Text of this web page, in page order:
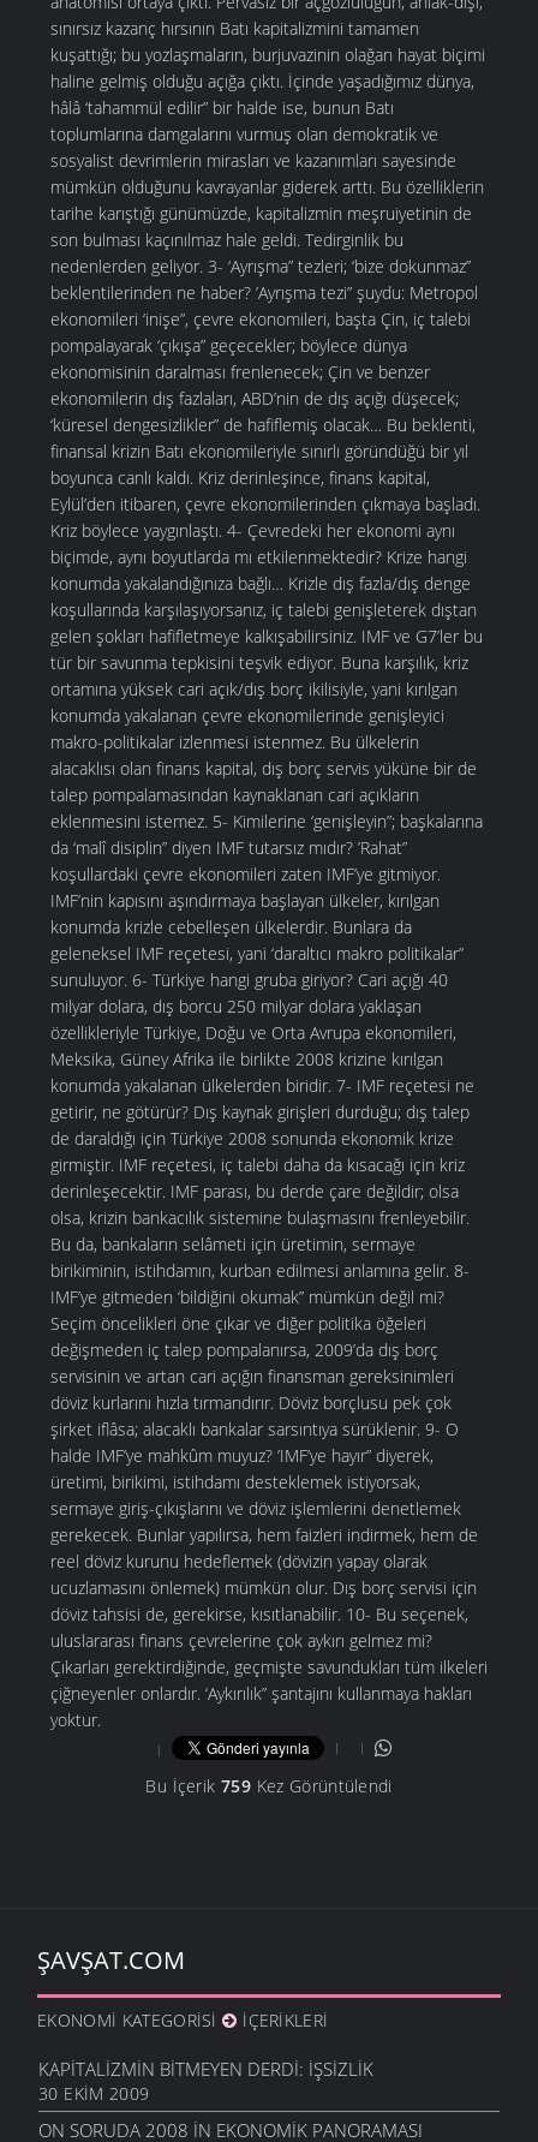
sınırsız kazanç hırsının Batı kapitalizmini tamamen
kuşattığı; bu yozlaşmaların, burjuvazinin olağan hayat biçimi
haline gelmiş olduğu açığa çıktı. İçinde yaşadığımız dünya,
hâlâ ‘tahammül edilir” bir halde ise, bunun Batı
toplumlarına damgalarını vurmuş olan demokratik ve
sosyalist devrimlerin mirasları ve kazanımları sayesinde
mümkün olduğunu kavrayanlar giderek arttı. Bu özelliklerin
tarihe karıştığı günümüzde, kapitalizmin meşruiyetinin de
son bulması kaçınılmaz hale geldi. Tedirginlik bu
nedenlerden geliyor. 3- ‘Ayrışma” tezleri; ‘bize dokunmaz”
beklentilerinden ne haber? ’Ayrışma tezi” şuydu: Metropol
ekonomileri ‘inişe”, çevre ekonomileri, başta Çin, iç talebi
pompalayarak ‘çıkışa” geçecekler; böylece dünya
ekonomisinin daralması frenlenecek; Çin ve benzer
ekonomilerin dış fazlaları, ABD’nin de dış açığı düşecek;
‘küresel dengesizlikler” de hafiflemiş olacak… Bu beklenti,
finansal krizin Batı ekonomileriyle sınırlı göründüğü bir yıl
boyunca canlı kaldı. Kriz derinleşince, finans kapital,
Eylül’den itibaren, çevre ekonomilerinden çıkmaya başladı.
Kriz böylece yaygınlaştı. 4- Çevredeki her ekonomi aynı
biçimde, aynı boyutlarda mı etkilenmektedir? Krize hangi
konumda yakalandığınıza bağlı… Krizle dış fazla/dış denge
koşullarında karşılaşıyorsanız, iç talebi genişleterek dıştan
gelen şokları hafifletmeye kalkışabilirsiniz. IMF ve G7’ler bu
tür bir savunma tepkisini teşvik ediyor. Buna karşılık, kriz
ortamına yüksek cari açık/dış borç ikilisiyle, yani kırılgan
konumda yakalanan çevre ekonomilerinde genişleyici
makro-politikalar izlenmesi istenmez. Bu ülkelerin
alacaklısı olan finans kapital, dış borç servis yüküne bir de
talep pompalamasından kaynaklanan cari açıkların
eklenmesini istemez. 5- Kimilerine ‘genişleyin”; başkalarına
da ‘malî disiplin” diyen IMF tutarsız mıdır? ’Rahat”
koşullardaki çevre ekonomileri zaten IMF’ye gitmiyor.
IMF’nin kapısını aşındırmaya başlayan ülkeler, kırılgan
konumda krizle cebelleşen ülkelerdir. Bunlara da
geleneksel IMF reçetesi, yani ‘daraltıcı makro politikalar”
sunuluyor. 6- Türkiye hangi gruba giriyor? Cari açığı 40
milyar dolara, dış borcu 250 milyar dolara yaklaşan
özellikleriyle Türkiye, Doğu ve Orta Avrupa ekonomileri,
Meksika, Güney Afrika ile birlikte 2008 krizine kırılgan
konumda yakalanan ülkelerden biridir. 7- IMF reçetesi ne
getirir, ne götürür? Dış kaynak girişleri durduğu; dış talep
de daraldığı için Türkiye 2008 sonunda ekonomik krize
girmiştir. IMF reçetesi, iç talebi daha da kısacağı için kriz
derinleşecektir. IMF parası, bu derde çare değildir; olsa
olsa, krizin bankacılık sistemine bulaşmasını frenleyebilir.
Bu da, bankaların selâmeti için üretimin, sermaye
birikiminin, istihdamın, kurban edilmesi anlamına gelir. 8-
IMF’ye gitmeden ‘bildiğini okumak” mümkün değil mi?
Seçim öncelikleri öne çıkar ve diğer politika öğeleri
değişmeden iç talep pompalanırsa, 2009’da dış borç
servisinin ve artan cari açığın finansman gereksinimleri
döviz kurlarını hızla tırmandırır. Döviz borçlusu pek çok
şirket iflâsa; alacaklı bankalar sarsıntıya sürüklenir. 9- O
halde IMF’ye mahkûm muyuz? ’IMF’ye hayır” diyerek,
üretimi, birikimi, istihdamı desteklemek istiyorsak,
sermaye giriş-çıkışlarını ve döviz işlemlerini denetlemek
gerekecek. Bunlar yapılırsa, hem faizleri indirmek, hem de
reel döviz kurunu hedeflemek (dövizin yapay olarak
ucuzlamasını önlemek) mümkün olur. Dış borç servisi için
döviz tahsisi de, gerekirse, kısıtlanabilir. 10- Bu seçenek,
uluslararası finans çevrelerine çok aykırı gelmez mi?
Çıkarları gerektirdiğinde, geçmişte savundukları tüm ilkeleri
çiğneyenler onlardır. ‘Aykırılık” şantajını kullanmaya hakları
yoktur.
Bu İçerik 759Kez Görüntülendi
ŞAVŞAT.COM
EKONOMI KATEGORISI İÇERIKLERI
KAPITALIZMIN BITMEYEN DERDI: İŞSIZLIK
30 EKIM 2009
ON SORUDA 2008 IN EKONOMIK PANORAMASI